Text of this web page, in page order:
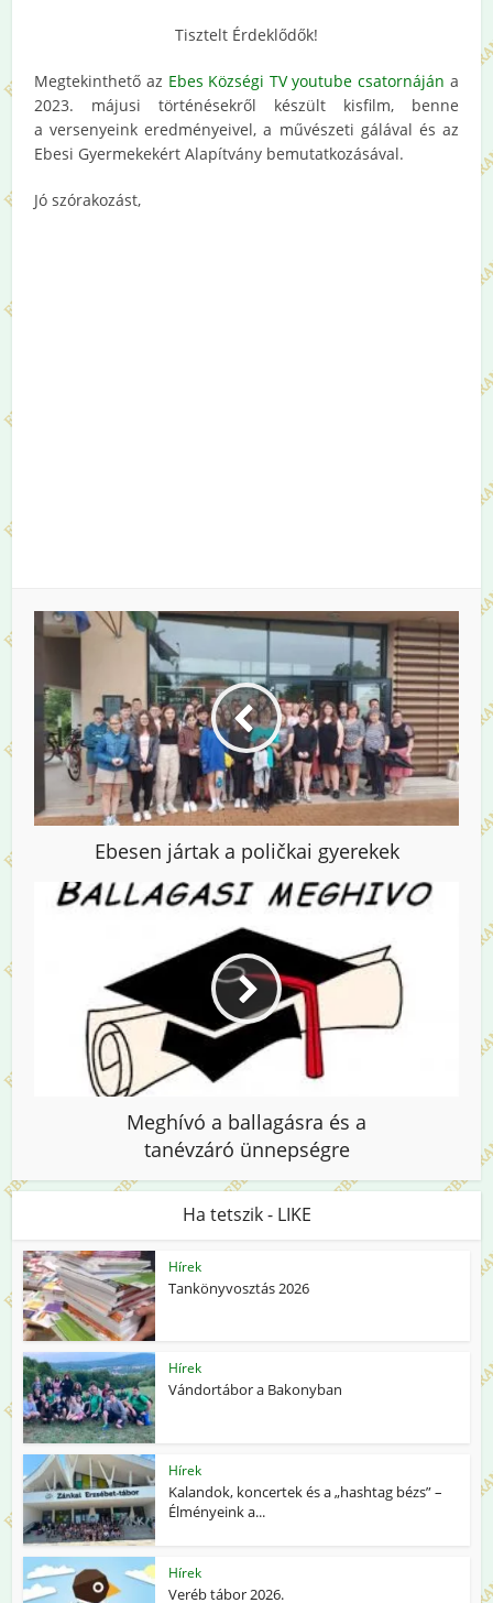
Tisztelt Érdeklődők!
Megtekinthető az Ebes Községi TV youtube csatornáján a
2023. májusi történésekről készült kisfilm, benne
a versenyeink eredményeivel, a művészeti gálával és az
Ebesi Gyermekekért Alapítvány bemutatkozásával.
Jó szórakozást,
Ebesen jártak a poličkai gyerekek
Meghívó a ballagásra és a
tanévzáró ünnepségre
Ha tetszik - LIKE
Hírek
Tankönyvosztás 2026
Hírek
Vándortábor a Bakonyban
Hírek
Kalandok, koncertek és a „hashtag bézs” –
Élményeink a...
Hírek
Veréb tábor 2026.